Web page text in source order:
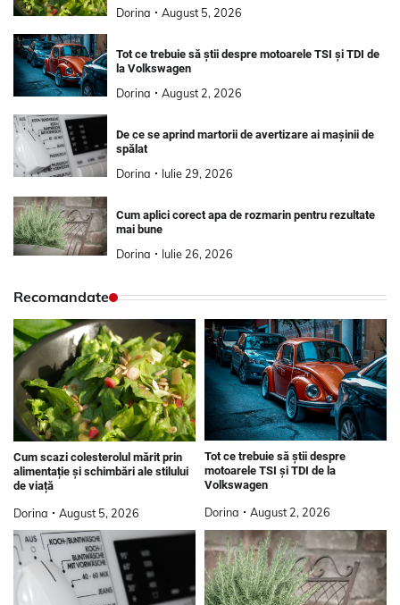
Dorina August 5, 2026
Tot ce trebuie să știi despre motoarele TSI și TDI de
la Volkswagen
Dorina August 2, 2026
De ce se aprind martorii de avertizare ai mașinii de
spălat
Dorina Iulie 29, 2026
Cum aplici corect apa de rozmarin pentru rezultate
mai bune
Dorina Iulie 26, 2026
Recomandate
Cum scazi colesterolul mărit prin
alimentație și schimbări ale stilului
de viață
Dorina August 5, 2026
Tot ce trebuie să știi despre
motoarele TSI și TDI de la
Volkswagen
Dorina August 2, 2026